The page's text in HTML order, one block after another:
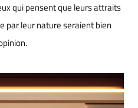
qui pensent que leurs attraits
par leur nature seraient bien